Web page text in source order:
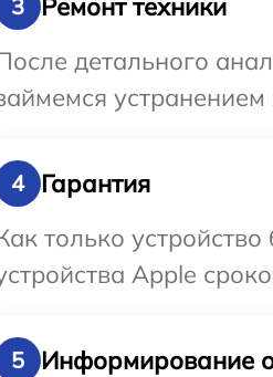
3
детального
4
Гарантия
только
Apple
5
Информирование о